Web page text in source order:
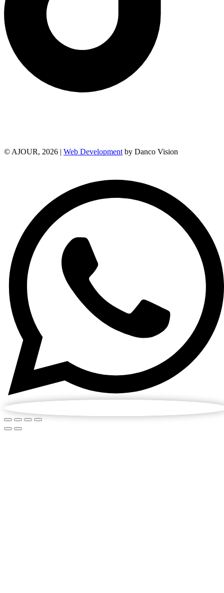
© AJOUR, 2026 | Web Development by Danco Vision